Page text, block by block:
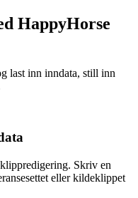
HappyHorse
last inn inndata, still inn
Skriv en
eller kildeklippet